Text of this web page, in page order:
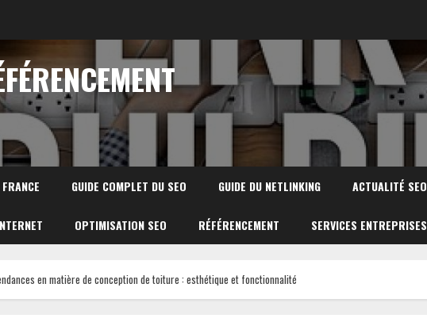
GUIDE COMPLET DU SEO GUIDE DU NETLINKING ACTUALITÉ SEO
OPTIMISATION SEO RÉFÉRENCEMENT SERVICES ENTREPRISES
en matière de conception de toiture : esthétique et fonctionnalité